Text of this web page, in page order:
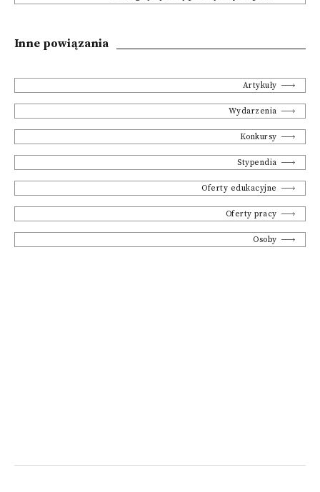
Inne powiązania
Artykuły
Wydarzenia
Konkursy
Stypendia
Oferty edukacyjne
Oferty pracy
Osoby